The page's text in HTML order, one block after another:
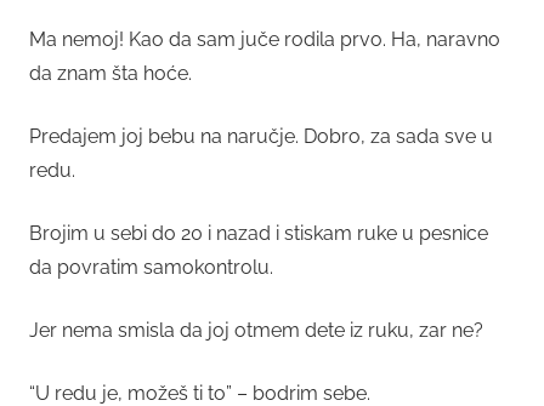
Ma nemoj! Kao da sam juče rodila prvo. Ha, naravno
da znam šta hoće.
Predajem joj bebu na naručje. Dobro, za sada sve u
redu.
Brojim u sebi do 20 i nazad i stiskam ruke u pesnice
da povratim samokontrolu.
Jer nema smisla da joj otmem dete iz ruku, zar ne?
“U redu je, možeš ti to” – bodrim sebe.